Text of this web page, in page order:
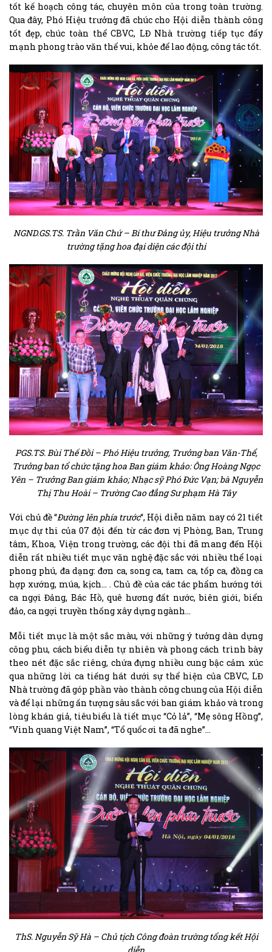
tốt kế hoạch công tác, chuyên môn của trong toàn trường.
Qua đây, Phó Hiệu trưởng đã chúc cho Hội diễn thành công
tốt đẹp, chúc toàn thể CBVC, LĐ Nhà trường tiếp tục đẩy
mạnh phong trào văn thể vui, khỏe để lao động, công tác tốt.
NGND.GS.TS. Trần Văn Chứ – Bí thư Đảng ủy, Hiệu trưởng Nhà
trường tặng hoa đại diện các đội thi
PGS.TS. Bùi Thế Đồi – Phó Hiệu trưởng, Trưởng ban Văn-Thể,
Trưởng ban tổ chức tặng hoa Ban giám khảo: Ông Hoàng Ngọc
Yên – Trưởng Ban giám khảo; Nhạc sỹ Phó Đức Vạn; bà Nguyễn
Thị Thu Hoài – Trường Cao đẳng Sư phạm Hà Tây
Với chủ đề “Đường lên phía trước“, Hội diễn năm nay có 21 tiết
mục dự thi của 07 đội đến từ các đơn vị Phòng, Ban, Trung
tâm, Khoa, Viện trong trường, các đội thi đã mang đến Hội
diễn rất nhiều tiết mục văn nghệ đặc sắc với nhiều thể loại
phong phú, đa dạng: đơn ca, song ca, tam ca, tốp ca, đồng ca
hợp xướng, múa, kịch… . Chủ đề của các tác phẩm hướng tới
ca ngợi Đảng, Bác Hồ, quê hương đất nước, biên giới, biển
đảo, ca ngợi truyền thống xây dựng ngành…
Mỗi tiết mục là một sắc màu, với những ý tưởng dàn dựng
công phu, cách biểu diễn tự nhiên và phong cách trình bày
theo nét đặc sắc riêng, chứa đựng nhiều cung bậc cảm xúc
qua những lời ca tiếng hát dưới sự thể hiện của CBVC, LĐ
Nhà trường đã góp phần vào thành công chung của Hội diễn
và để lại những ấn tượng sâu sắc với ban giám khảo và trong
lòng khán giả, tiêu biểu là tiết mục “Cỏ lả”, “Mẹ sông Hồng”,
“Vinh quang Việt Nam”, “Tổ quốc ơi ta đã nghe”…
ThS. Nguyễn Sỹ Hà – Chủ tịch Công đoàn trường tổng kết Hội